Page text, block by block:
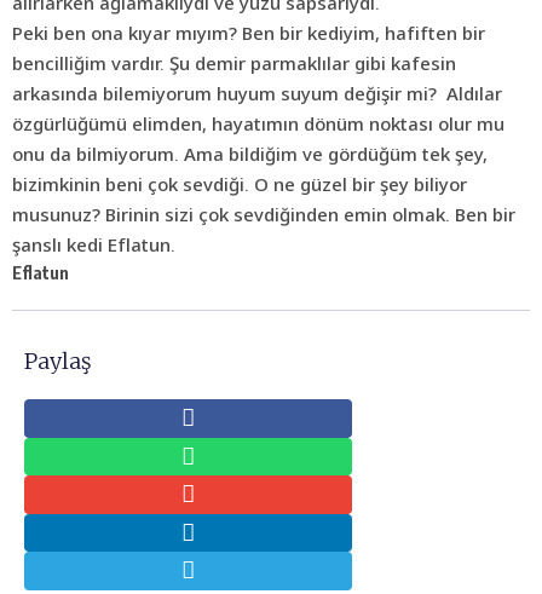
Peki ben ona kıyar mıyım? Ben bir kediyim, hafiften bir
bencilliğim vardır. Şu demir parmaklılar gibi kafesin
arkasında bilemiyorum huyum suyum değişir mi? Aldılar
özgürlüğümü elimden, hayatımın dönüm noktası olur mu
onu da bilmiyorum. Ama bildiğim ve gördüğüm tek şey,
bizimkinin beni çok sevdiği. O ne güzel bir şey biliyor
musunuz? Birinin sizi çok sevdiğinden emin olmak. Ben bir
şanslı kedi Eflatun.
Eflatun
Paylaş